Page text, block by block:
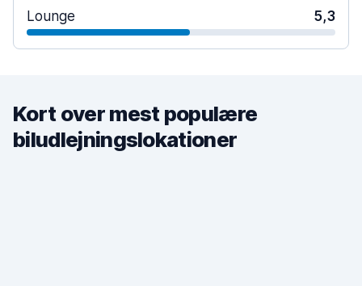
Lounge 5,3
Kort over mest populære
biludlejningslokationer